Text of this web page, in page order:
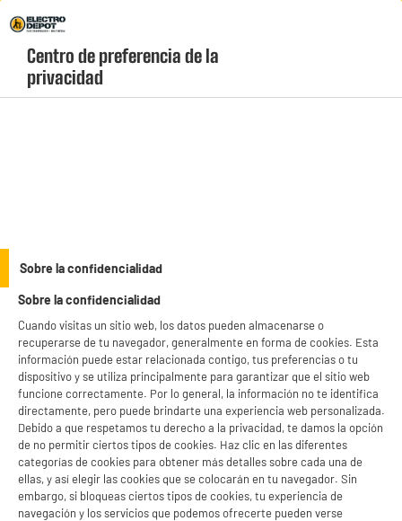
Menú
geolocation-header-icon-text
account
3.0 y USB-C PD
Centro de preferencia de la
privacidad
Sobre la confidencialidad
Sobre la confidencialidad
Cuando visitas un sitio web, los datos pueden almacenarse o
recuperarse de tu navegador, generalmente en forma de cookies. Esta
información puede estar relacionada contigo, tus preferencias o tu
dispositivo y se utiliza principalmente para garantizar que el sitio web
funcione correctamente. Por lo general, la información no te identifica
directamente, pero puede brindarte una experiencia web personalizada.
Debido a que respetamos tu derecho a la privacidad, te damos la opción
de no permitir ciertos tipos de cookies. Haz clic en las diferentes
categorías de cookies para obtener más detalles sobre cada una de
ellas, y así elegir las cookies que se colocarán en tu navegador. Sin
embargo, si bloqueas ciertos tipos de cookies, tu experiencia de
navegación y los servicios que podemos ofrecerte pueden verse